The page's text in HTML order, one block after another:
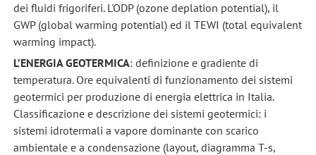
dei fluidi frigoriferi. L'ODP (ozone deplation potential), il
GWP (global warming potential) ed il TEWI (total equivalent
warming impact).
L’ENERGIA GEOTERMICA: definizione e gradiente di
temperatura. Ore equivalenti di funzionamento dei sistemi
geotermici per produzione di energia elettrica in Italia.
Classificazione e descrizione dei sistemi geotermici: i
sistemi idrotermali a vapore dominante con scarico
ambientale e a condensazione (layout, diagramma T-s,